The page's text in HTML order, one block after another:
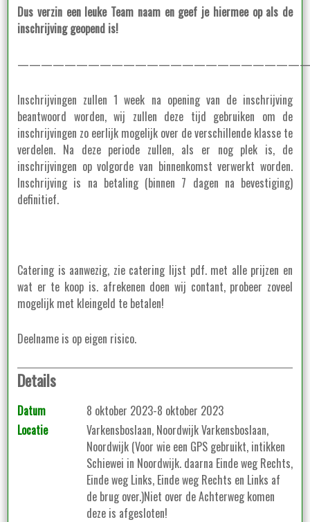
Dus verzin een leuke Team naam en geef je hiermee op als de
inschrijving geopend is!
Inschrijvingen zullen 1 week na opening van de inschrijving
beantwoord worden, wij zullen deze tijd gebruiken om de
inschrijvingen zo eerlijk mogelijk over de verschillende klasse te
verdelen. Na deze periode zullen, als er nog plek is, de
inschrijvingen op volgorde van binnenkomst verwerkt worden.
Inschrijving is na betaling (binnen 7 dagen na bevestiging)
definitief.
Catering is aanwezig, zie catering lijst pdf. met alle prijzen en
wat er te koop is. afrekenen doen wij contant, probeer zoveel
mogelijk met kleingeld te betalen!
Deelname is op eigen risico.
Details
Datum
8 oktober 2023-8 oktober 2023
Locatie
Varkensboslaan, Noordwijk Varkensboslaan,
Noordwijk (Voor wie een GPS gebruikt, intikken
Schiewei in Noordwijk. daarna Einde weg Rechts,
Einde weg Links, Einde weg Rechts en Links af
de brug over.)Niet over de Achterweg komen
deze is afgesloten!